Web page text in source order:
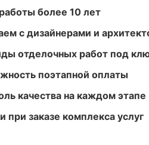
более 10 лет
с дизайнерами и
отделочных работ под
поэтапной оплаты
качества на каждом этапе
при заказе комплекса услуг